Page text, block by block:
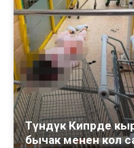
Түндүк Кипрде
бычак менен кол